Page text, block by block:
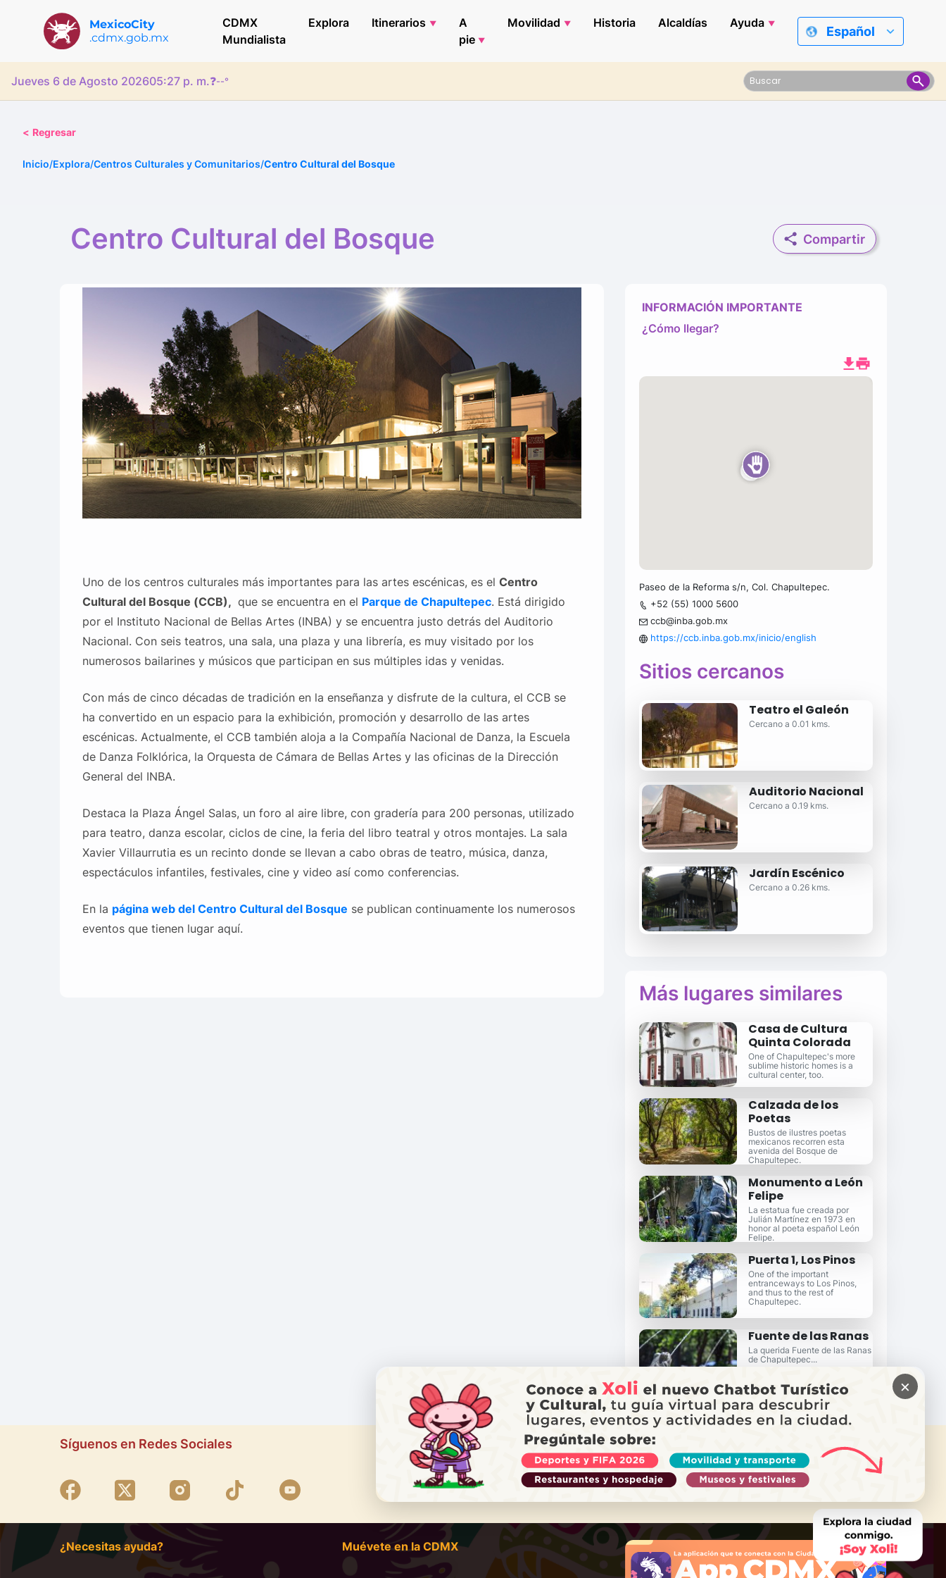
MexicoCity
.cdmx.gob.mx
CDMX
Mundialista
Explora Itinerarios
A
pie
Movilidad Historia Alcaldías Ayuda
Español
Jueves 6 de Agosto 202605:27 p. m.❓--°
< Regresar
Inicio/Explora/Centros Culturales y Comunitarios/Centro Cultural del Bosque
Centro Cultural del Bosque Compartir
Uno de los centros culturales más importantes para las artes escénicas, es el Centro
Cultural del Bosque (CCB), que se encuentra en el Parque de Chapultepec. Está dirigido
por el Instituto Nacional de Bellas Artes (INBA) y se encuentra justo detrás del Auditorio
Nacional. Con seis teatros, una sala, una plaza y una librería, es muy visitado por los
numerosos bailarines y músicos que participan en sus múltiples idas y venidas.
Con más de cinco décadas de tradición en la enseñanza y disfrute de la cultura, el CCB se
ha convertido en un espacio para la exhibición, promoción y desarrollo de las artes
escénicas. Actualmente, el CCB también aloja a la Compañía Nacional de Danza, la Escuela
de Danza Folklórica, la Orquesta de Cámara de Bellas Artes y las oficinas de la Dirección
General del INBA.
Destaca la Plaza Ángel Salas, un foro al aire libre, con gradería para 200 personas, utilizado
para teatro, danza escolar, ciclos de cine, la feria del libro teatral y otros montajes. La sala
Xavier Villaurrutia es un recinto donde se llevan a cabo obras de teatro, música, danza,
espectáculos infantiles, festivales, cine y video así como conferencias.
En la página web del Centro Cultural del Bosque se publican continuamente los numerosos
eventos que tienen lugar aquí.
INFORMACIÓN IMPORTANTE
¿Cómo llegar?
Paseo de la Reforma s/n, Col. Chapultepec.
+52 (55) 1000 5600
ccb@inba.gob.mx
https://ccb.inba.gob.mx/inicio/english
Sitios cercanos
Teatro el Galeón
Cercano a 0.01 kms.
Auditorio Nacional
Cercano a 0.19 kms.
Jardín Escénico
Cercano a 0.26 kms.
Más lugares similares
Casa de Cultura
Quinta Colorada
One of Chapultepec's more
sublime historic homes is a
cultural center, too.
Calzada de los
Poetas
Bustos de ilustres poetas
mexicanos recorren esta
avenida del Bosque de
Chapultepec.
Monumento a León
Felipe
La estatua fue creada por
Julián Martínez en 1973 en
honor al poeta español León
Felipe.
Puerta 1, Los Pinos
One of the important
entranceways to Los Pinos,
and thus to the rest of
Chapultepec.
Fuente de las Ranas
La querida Fuente de las Ranas
de Chapultepec...
Síguenos en Redes Sociales
¿NECESITAS AYUDA?
Llama a Locatel
¿Necesitas ayuda? Muévete en la CDMX
×